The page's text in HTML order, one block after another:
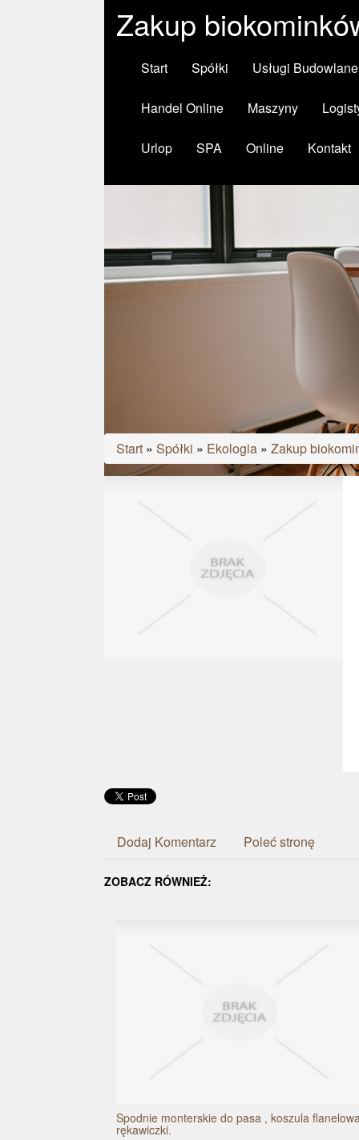
Zakup
Start Spółki Usługi Budowlane
Handel Online Maszyny
Urlop SPA Online Kontakt
Start » Spółki » Ekologia » Zakup
Dodaj Komentarz Poleć stronę
ZOBACZ RÓWNIEŻ:
Spodnie monterskie do pasa , koszula
rękawiczki.